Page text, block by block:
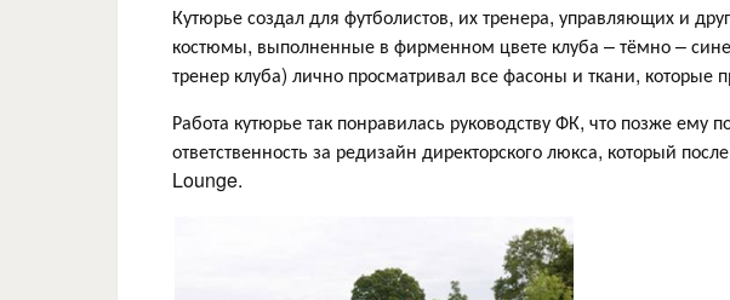
Кутюрье создал для футболистов, их тренера, управляющих и
костюмы, выполненные в фирменном цвете клуба – тёмно –
тренер клуба) лично просматривал все фасоны и ткани, которые
Работа кутюрье так понравилась руководству ФК, что позже ему
ответственность за редизайн директорского люкса, который
Lounge.